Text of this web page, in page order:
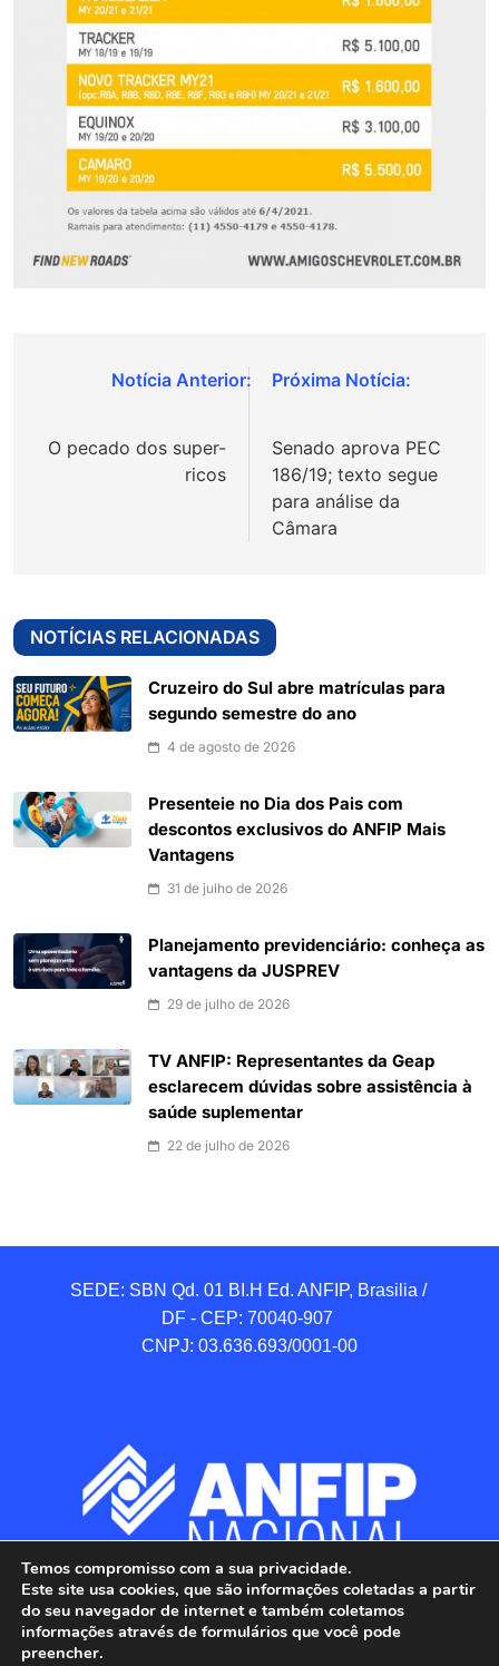
Navegação
Post
O pecado dos super-
ricos
Senado aprova PEC
186/19; texto segue
para análise da
Câmara
NOTÍCIAS RELACIONADAS
Cruzeiro do Sul abre matrículas para
segundo semestre do ano
4 de agosto de 2026
Presenteie no Dia dos Pais com
descontos exclusivos do ANFIP Mais
Vantagens
31 de julho de 2026
Planejamento previdenciário: conheça as
vantagens da JUSPREV
29 de julho de 2026
TV ANFIP: Representantes da Geap
esclarecem dúvidas sobre assistência à
saúde suplementar
22 de julho de 2026
SEDE: SBN Qd. 01 BI.H Ed. ANFIP, Brasilia /
DF - CEP: 70040-907
CNPJ: 03.636.693/0001-00
Temos compromisso com a sua privacidade.
Este site usa cookies, que são informações coletadas a partir
do seu navegador de internet e também coletamos
informações através de formulários que você pode
preencher.